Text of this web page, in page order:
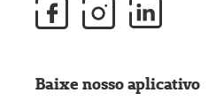
Baixe nosso aplicativo